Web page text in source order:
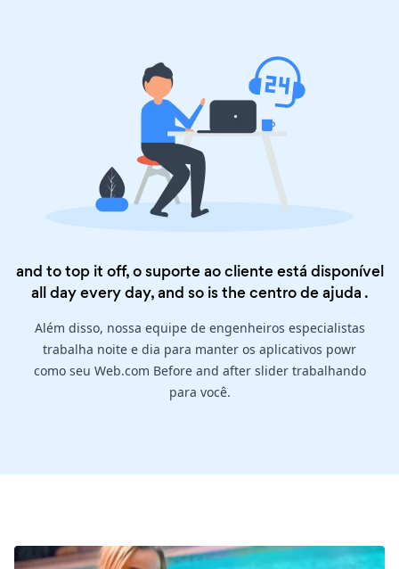
and to top it off, o suporte ao cliente está disponível
all day every day, and so is thecentro de ajuda .
Além disso, nossa equipe de engenheiros especialistas
trabalha noite e dia para manter os aplicativos powr
como seu Web.com Before and after slider trabalhando
para você.